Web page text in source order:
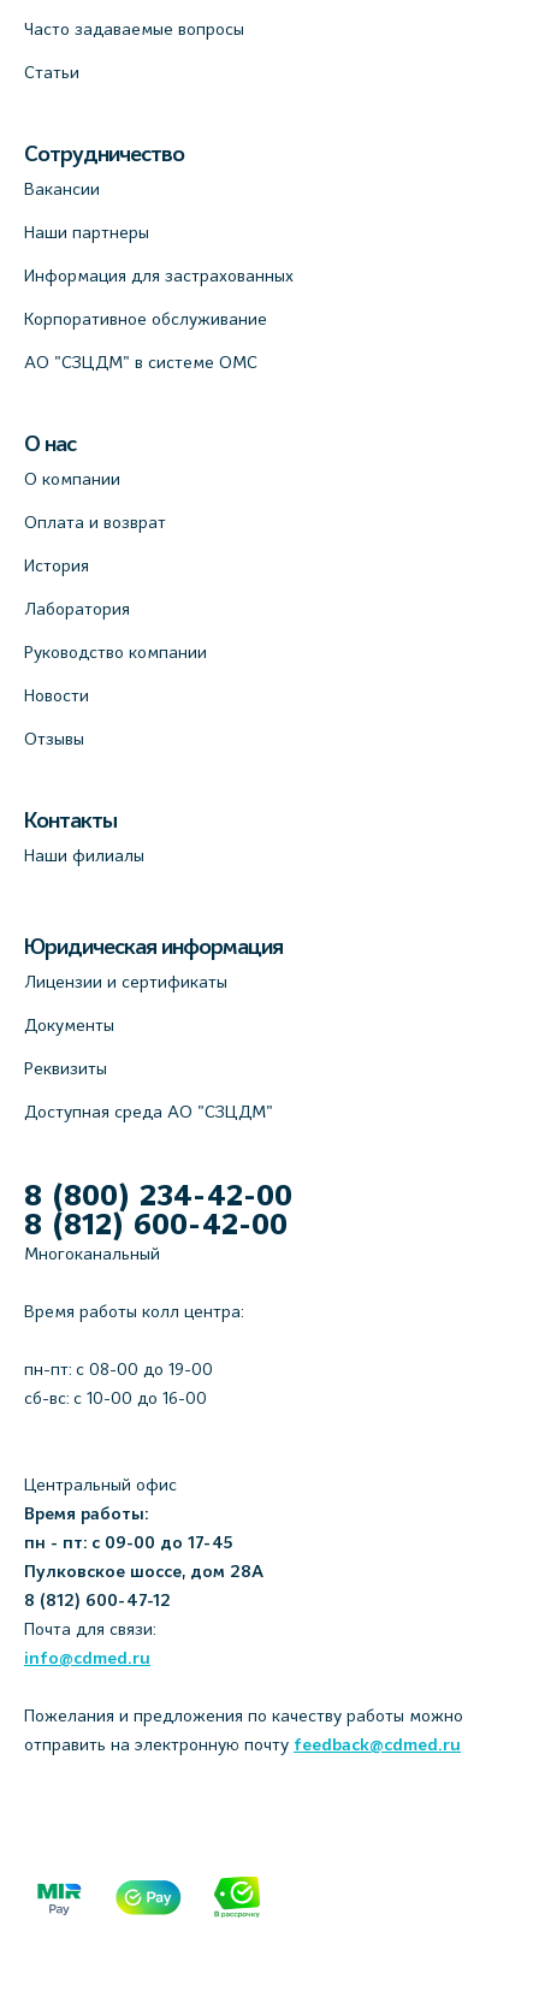
Часто задаваемые вопросы
Статьи
Сотрудничество
Вакансии
Наши партнеры
Информация для застрахованных
Корпоративное обслуживание
АО "СЗЦДМ" в системе ОМС
О нас
О компании
Оплата и возврат
История
Лаборатория
Руководство компании
Новости
Отзывы
Контакты
Наши филиалы
Юридическая информация
Лицензии и сертификаты
Документы
Реквизиты
Доступная среда АО "СЗЦДМ"
8 (800) 234-42-00
8 (812) 600-42-00
Многоканальный
Время работы колл центра:
пн-пт: c 08-00 до 19-00
сб-вс: с 10-00 до 16-00
Центральный офис
Время работы:
пн - пт: с 09-00 до 17-45
Пулковское шоссе, дом 28А
8 (812) 600-47-12
Почта для связи:
info@cdmed.ru
Пожелания и предложения по качеству работы можно
отправить на электронную почту feedback@cdmed.ru